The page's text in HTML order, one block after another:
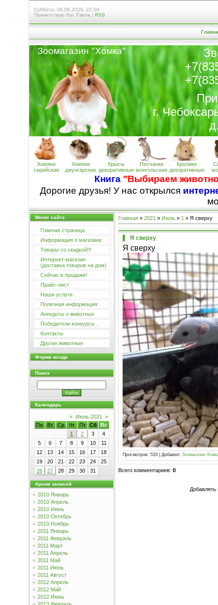
Суббота, 08.08.2026, 22:09
Приветствую Вас Гость| RSS
Зоомагазин "Хомка"
г.
Хомяки
сирийские
Хомяки
джунгарские
Крысы
декоративные
Песчанки
монгольские
Кролики
декоративные
Книга "Выбираем
Дорогие друзья! У нас открылся
Меню сайта
Главная страница
Информация о магазине
Товары со скидкой!!!
Интернет-магазин
(доставка товаров на дом)
Сейчас в продаже!
Прайс-лист
Наши услуги
Полезная информация
Анекдоты о животных
Победители конкурса ...
Контакты
Другие животные
Форма входа
Поиск
Календарь
« Июль 2021
»
Пн
Вт Ср Чт Пт Сб
Вс
1
2 3
4
5
6 7 8 9 10
11
12
13 14 15 16 17
18
19
20 21 22 23 24
25
26
27 28 29 30 31
Архив записей
2010 Январь
2010 Апрель
2010 Июнь
2010 Октябрь
2010 Ноябрь
2011 Январь
2011 Февраль
2011 Март
2011 Апрель
2011 Май
2011 Июнь
2011 Август
2012 Апрель
2012 Май
2012 Июнь
Главная» 2021 » Июль » 1 » Я сверху
Я сверху
Я сверху
Просмотров: 533| Добавил: Зоомагазин-
Всего комментариев: 0
Добавлять